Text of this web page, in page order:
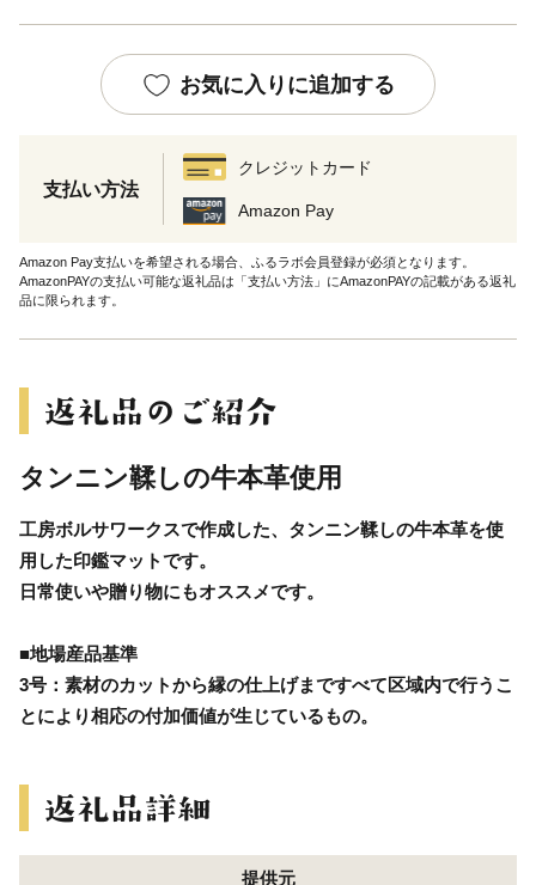
お気に入りに追加する
支払い方法
クレジットカード
Amazon Pay
Amazon Pay支払いを希望される場合、ふるラボ会員登録が必須となります。
AmazonPAYの支払い可能な返礼品は「支払い方法」にAmazonPAYの記載がある返礼
品に限られます。
タンニン鞣しの牛本革使用
工房ボルサワークスで作成した、タンニン鞣しの牛本革を使
用した印鑑マットです。
日常使いや贈り物にもオススメです。
■地場産品基準
3号：素材のカットから縁の仕上げまですべて区域内で行うこ
とにより相応の付加価値が生じているもの。
提供元